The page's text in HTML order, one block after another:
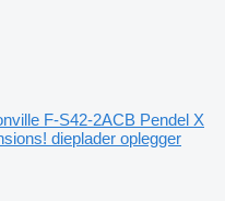
F-S42-2ACB Pendel X
dieplader oplegger